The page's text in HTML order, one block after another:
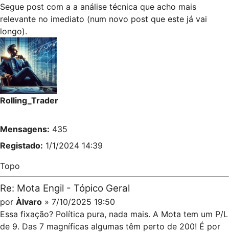
Segue post com a a análise técnica que acho mais
relevante no imediato (num novo post que este já vai
longo).
Rolling_Trader
Mensagens: 435
Registado: 1/1/2024 14:39
Topo
Re: Mota Engil - Tópico Geral
por Àlvaro » 7/10/2025 19:50
Essa fixação? Política pura, nada mais. A Mota tem um P/L
de 9. Das 7 magníficas algumas têm perto de 200! É por